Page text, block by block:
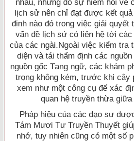
nhau, nhưng do sự hiếm hoi về
lịch sử nên chỉ đạt được kết
định nào đó trong việc giải quyết
vấn đề lịch sử có liên hệ tới
của các ngài.Ngoài việc kiểm tra
diện và tái thẩm định các
nguồn gốc Tạng ngữ, các khám
trọng không kém, trước khi cây
xem như một công cụ để xác
quan hệ truyền thừa
Pháp hiệu của các đạo sư
Tám Mươi Tư Truyền Thuyết
nhớ, tuy nhiên cũng có một số